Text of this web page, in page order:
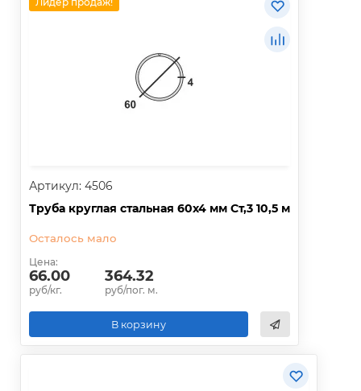
Артикул: 4506
Труба круглая стальная 60х4 мм Ст,3 10,5 м
Осталось мало
Цена:
66.00
руб/кг.
364.32
руб/пог. м.
В корзину